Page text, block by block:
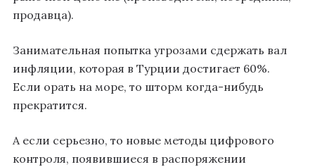
продавца).
Занимательная попытка угрозами сдержать вал
инфляции, которая в Турции достигает 60%.
Если орать на море, то шторм когда-нибудь
прекратится.
А если серьезно, то новые методы цифрового
контроля, появившиеся в распоряжении